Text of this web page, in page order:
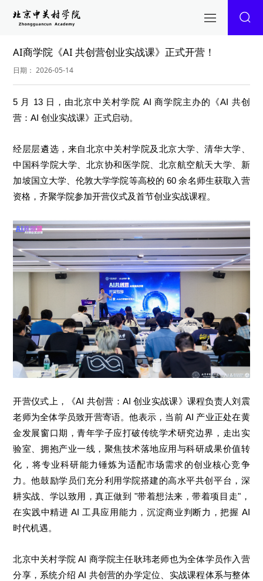
AI商学院《AI 共创营创业实战课》正式开营！
日期： 2026-05-14
5 月 13 日，由北京中关村学院 AI 商学院主办的《AI 共创
营：AI 创业实战课》正式启动。
经层层遴选，来自北京中关村学院及北京大学、清华大学、
中国科学院大学、北京协和医学院、北京航空航天大学、新
加坡国立大学、伦敦大学学院等高校的 60 余名师生获取入营
资格，齐聚学院参加开营仪式及首节创业实战课程。
开营仪式上，《AI 共创营：AI 创业实战课》课程负责人刘震
老师为全体学员致开营寄语。他表示，当前 AI 产业正处在黄
金发展窗口期，青年学子应打破传统学术研究边界，走出实
验室、拥抱产业一线，聚焦技术落地应用与科研成果价值转
化，将专业科研能力锤炼为适配市场需求的创业核心竞争
力。他鼓励学员们充分利用学院搭建的高水平共创平台，深
耕实战、学以致用，真正做到 "带着想法来，带着项目走"，
在实践中精进 AI 工具应用能力，沉淀商业判断力，把握 AI
时代机遇。
北京中关村学院 AI 商学院主任耿玮老师也为全体学员作入营
分享，系统介绍 AI 共创营的办学定位、实战课程体系与整体